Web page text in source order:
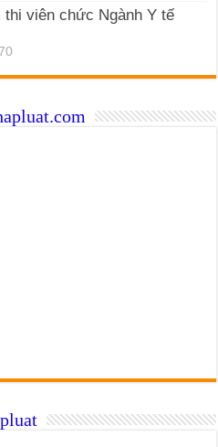
thi viên chức Ngành Y tế